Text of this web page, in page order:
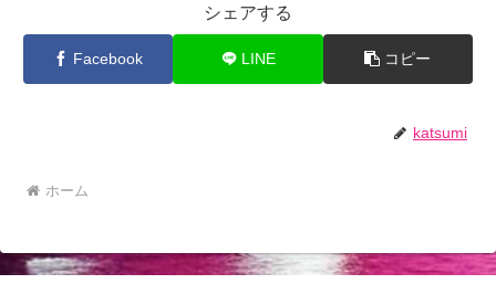
シェアする
Facebook LINE コピー
katsumi
ホーム